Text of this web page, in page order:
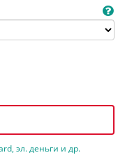
эл. деньги и др.